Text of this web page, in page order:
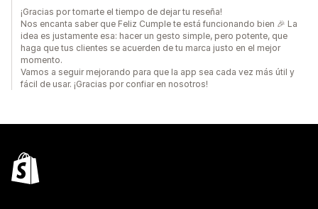
¡Gracias por tomarte el tiempo de dejar tu reseña!
Nos encanta saber que Feliz Cumple te está funcionando bien 🎉 La
idea es justamente esa: hacer un gesto simple, pero potente, que
haga que tus clientes se acuerden de tu marca justo en el mejor
momento.
Vamos a seguir mejorando para que la app sea cada vez más útil y
fácil de usar. ¡Gracias por confiar en nosotros!